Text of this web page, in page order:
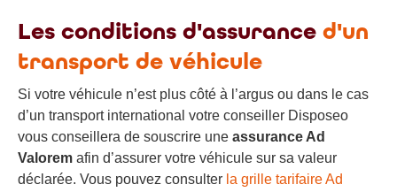
Les conditions d'assurance d'un
transport de véhicule
Si votre véhicule n’est plus côté à l’argus ou dans le cas
d’un transport international votre conseiller Disposeo
vous conseillera de souscrire une assurance Ad
Valorem afin d’assurer votre véhicule sur sa valeur
déclarée. Vous pouvez consulter la grille tarifaire Ad